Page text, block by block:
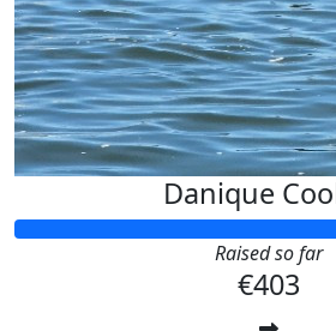
Danique
Raised so far
€403